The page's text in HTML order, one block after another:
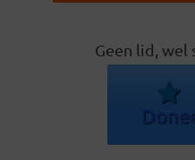
Geen lid, wel